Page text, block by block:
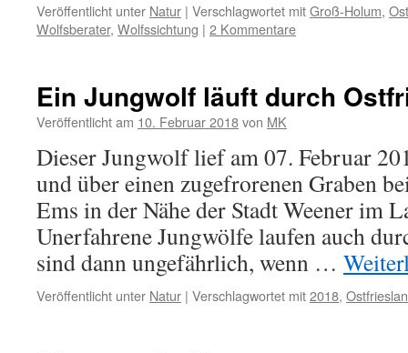
Veröffentlicht unter Natur | Verschlagwortet mitGroß-Holum,
Wolfsberater, Wolfssichtung | 2 Kommentare
Ein Jungwolf läuft durch
Veröffentlicht am 10. Februar 2018von MK
Dieser Jungwolf lief am 07. Februar
und über einen zugefrorenen Graben
Ems in der Nähe der Stadt Weener im
Unerfahrene Jungwölfe laufen auch
sind dann ungefährlich, wenn …
Veröffentlicht unter Natur | Verschlagwortet mit2018,